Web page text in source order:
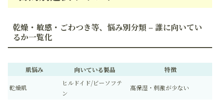
乾燥・敏感・ごわつき等、悩み別分類 – 誰に向いてい
るか一覧化
肌悩み 向いている製品 特徴
乾燥肌
ヒルドイド/ビーソフテ
ン
高保湿・刺激が少ない